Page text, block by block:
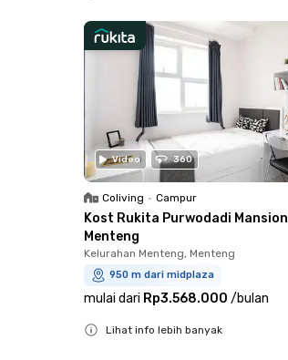
Video 360
Coliving • Campur
Kost Rukita Purwodadi Mansion
Menteng
Kelurahan Menteng, Menteng
950 m dari midplaza
mulai dari Rp3.568.000 /bulan
Lihat info lebih banyak